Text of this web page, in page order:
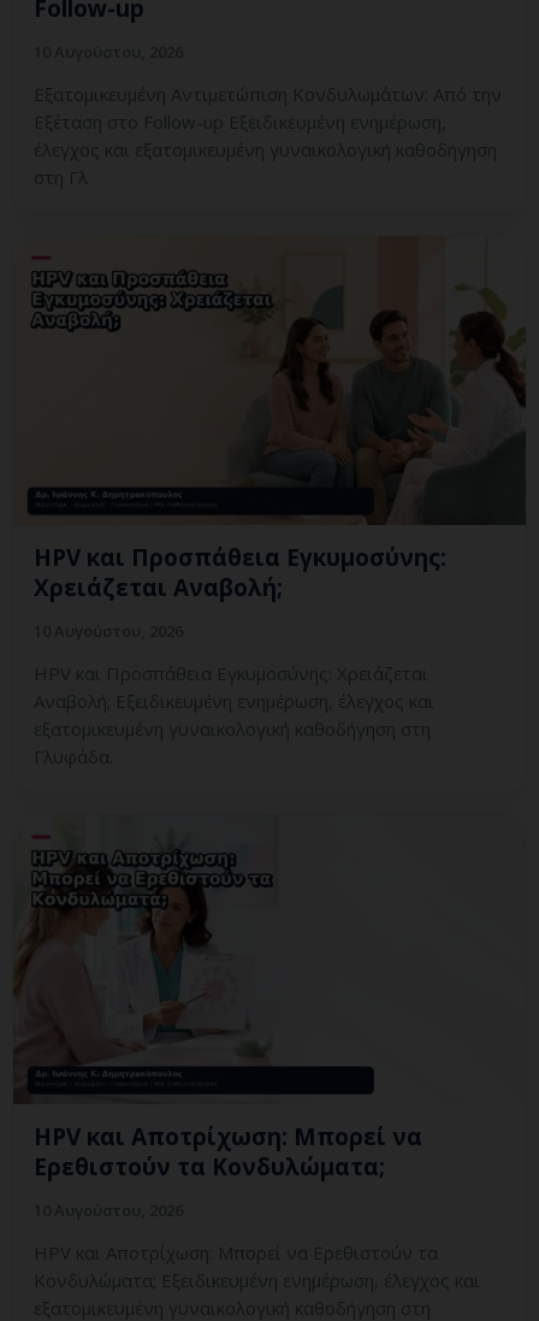
Follow-up
Εξατομικευμένη Αντιμετώπιση Κονδυλωμάτων: Από την
Εξέταση στο Follow-up Εξειδικευμένη ενημέρωση,
έλεγχος και εξατομικευμένη γυναικολογική καθοδήγηση
στη Γλ
HPV και Προσπάθεια Εγκυμοσύνης:
Χρειάζεται Αναβολή;
HPV και Προσπάθεια Εγκυμοσύνης: Χρειάζεται
Αναβολή; Εξειδικευμένη ενημέρωση, έλεγχος και
εξατομικευμένη γυναικολογική καθοδήγηση στη
Γλυφάδα.
HPV και Αποτρίχωση: Μπορεί να
Ερεθιστούν τα Κονδυλώματα;
HPV και Αποτρίχωση: Μπορεί να Ερεθιστούν τα
Κονδυλώματα; Εξειδικευμένη ενημέρωση, έλεγχος και
εξατομικευμένη γυναικολογική καθοδήγηση στη